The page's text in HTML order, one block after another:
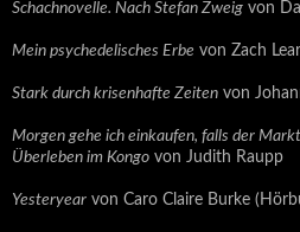
Schachnovelle. Nach Stefan Zweig von
Mein psychedelisches Erbe von Zach
Stark durch krisenhafte Zeiten von
Morgen gehe ich einkaufen, falls der
Überleben im Kongo von Judith Raupp
Yesteryear von Caro Claire Burke